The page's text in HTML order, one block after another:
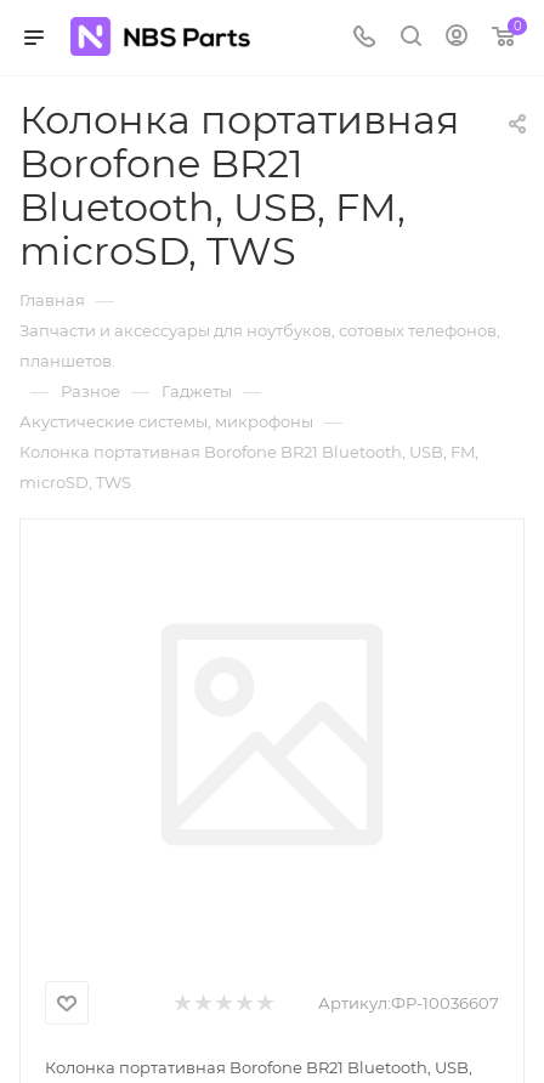
0
Колонка портативная
Borofone BR21
Bluetooth, USB, FM,
microSD, TWS
Главная —
Запчасти и аксессуары для ноутбуков, сотовых телефонов,
планшетов.
— Разное — Гаджеты —
Акустические системы, микрофоны —
Колонка портативная Borofone BR21 Bluetooth, USB, FM,
microSD, TWS
Артикул:ФР-10036607
Колонка портативная Borofone BR21 Bluetooth, USB,